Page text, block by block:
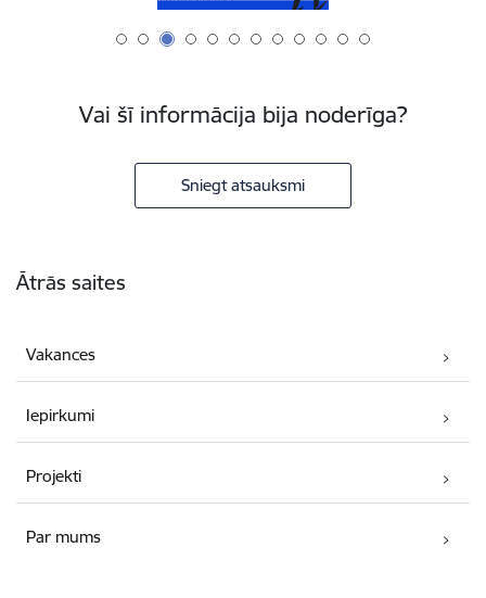
Vai šī informācija bija noderīga?
Sniegt atsauksmi
Ātrās saites
Vakances
Iepirkumi
Projekti
Par mums